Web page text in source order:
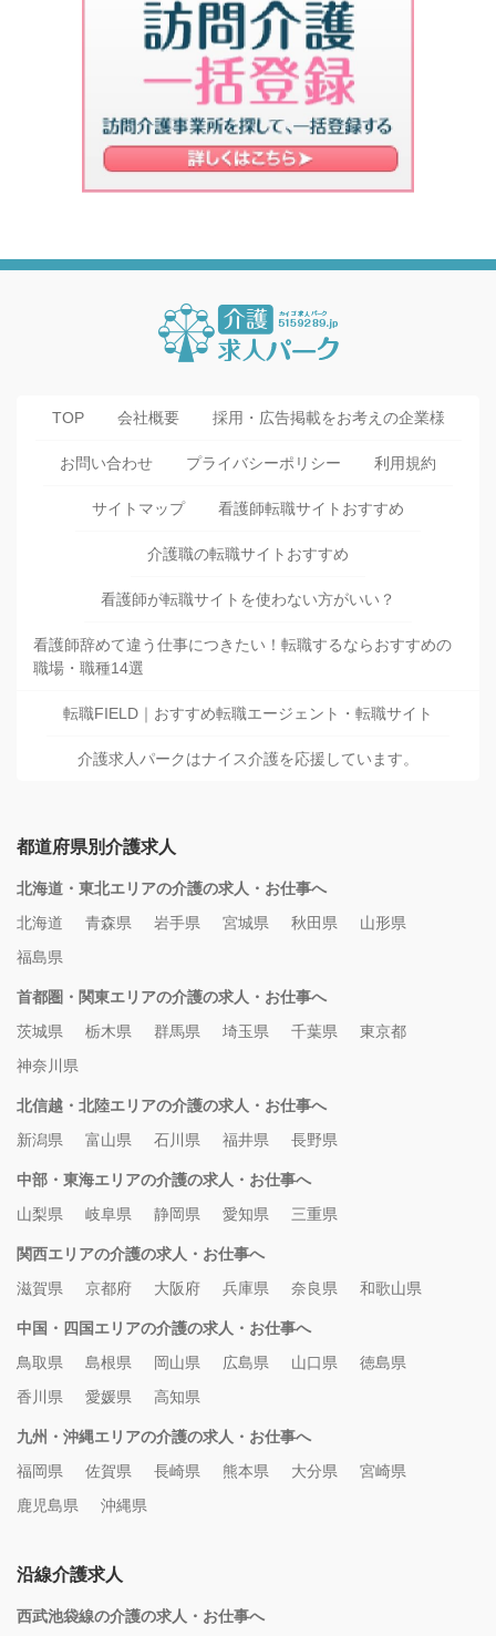
TOP 会社概要 採用・広告掲載をお考えの企業様
お問い合わせ プライバシーポリシー 利用規約
サイトマップ 看護師転職サイトおすすめ
介護職の転職サイトおすすめ
看護師が転職サイトを使わない方がいい？
看護師辞めて違う仕事につきたい！転職するならおすすめの
職場・職種14選
転職FIELD｜おすすめ転職エージェント・転職サイト
介護求人パークはナイス介護を応援しています。
都道府県別介護求人
北海道・東北エリアの介護の求人・お仕事へ
北海道
青森県 岩手県 宮城県 秋田県
山形県
福島県
首都圏・関東エリアの介護の求人・お仕事へ
茨城県
栃木県 群馬県 埼玉県 千葉県
東京都
神奈川県
北信越・北陸エリアの介護の求人・お仕事へ
新潟県
富山県 石川県 福井県 長野県
中部・東海エリアの介護の求人・お仕事へ
山梨県
岐阜県 静岡県 愛知県 三重県
関西エリアの介護の求人・お仕事へ
滋賀県
京都府 大阪府 兵庫県 奈良県 和歌山県
中国・四国エリアの介護の求人・お仕事へ
鳥取県
島根県 岡山県 広島県 山口県
徳島県
香川県
愛媛県 高知県
九州・沖縄エリアの介護の求人・お仕事へ
福岡県
佐賀県 長崎県 熊本県 大分県
宮崎県
鹿児島県
沖縄県
沿線介護求人
西武池袋線の介護の求人・お仕事へ